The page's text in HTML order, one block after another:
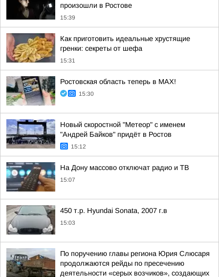
произошли в Ростове
15:39
Как приготовить идеальные хрустящие
гренки: секреты от шефа
15:31
Ростовская область теперь в МАХ!
15:30
Новый скоростной "Метеор" с именем
"Андрей Байков" придёт в Ростов
15:12
На Дону массово отключат радио и ТВ
15:07
450 т.р. Hyundai Sonata, 2007 г.в
15:03
По поручению главы региона Юрия Слюсаря
продолжаются рейды по пресечению
деятельности «серых возчиков», создающих